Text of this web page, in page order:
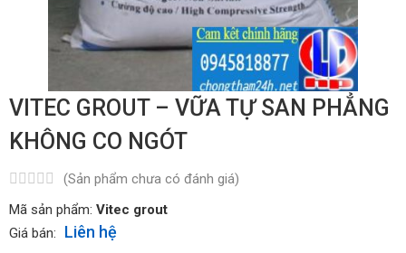
VITEC GROUT – VỮA TỰ SAN PHẲNG
KHÔNG CO NGÓT
(Sản phẩm chưa có đánh giá)
Mã sản phẩm: Vitec grout
Giá bán:
Liên hệ